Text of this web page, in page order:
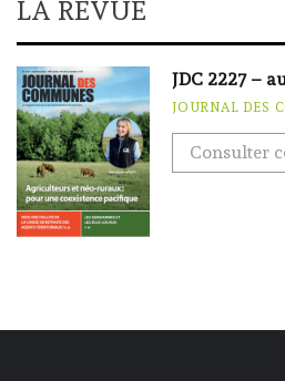
LA REVUE
JDC 2227 –
JOURNAL DES
Consulter